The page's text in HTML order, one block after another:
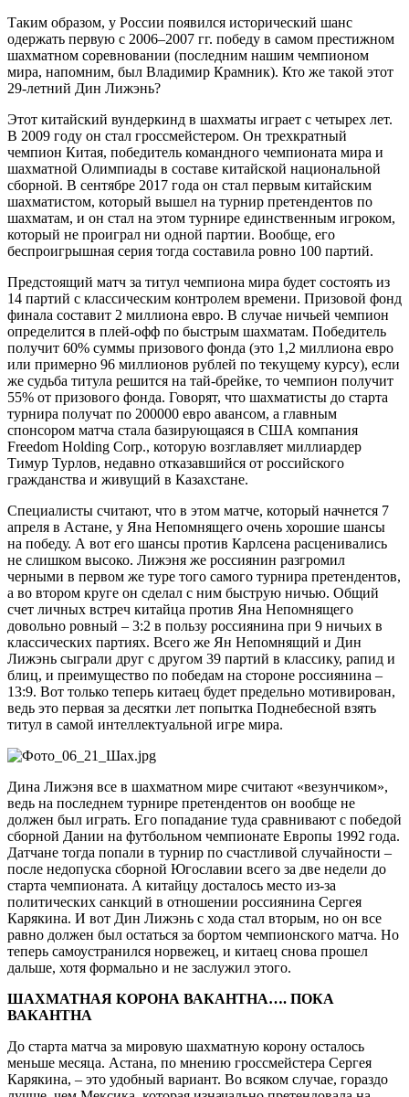
Таким образом, у России появился исторический шанс
одержать первую с 2006–2007 гг. победу в самом престижном
шахматном соревновании (последним нашим чемпионом
мира, напомним, был Владимир Крамник). Кто же такой этот
29-летний Дин Лижэнь?
Этот китайский вундеркинд в шахматы играет с четырех лет.
В 2009 году он стал гроссмейстером. Он трехкратный
чемпион Китая, победитель командного чемпионата мира и
шахматной Олимпиады в составе китайской национальной
сборной. В сентябре 2017 года он стал первым китайским
шахматистом, который вышел на турнир претендентов по
шахматам, и он стал на этом турнире единственным игроком,
который не проиграл ни одной партии. Вообще, его
беспроигрышная серия тогда составила ровно 100 партий.
Предстоящий матч за титул чемпиона мира будет состоять из
14 партий с классическим контролем времени. Призовой фонд
финала составит 2 миллиона евро. В случае ничьей чемпион
определится в плей-офф по быстрым шахматам. Победитель
получит 60% суммы призового фонда (это 1,2 миллиона евро
или примерно 96 миллионов рублей по текущему курсу), если
же судьба титула решится на тай-брейке, то чемпион получит
55% от призового фонда. Говорят, что шахматисты до старта
турнира получат по 200000 евро авансом, а главным
спонсором матча стала базирующаяся в США компания
Freedom Holding Corp., которую возглавляет миллиардер
Тимур Турлов, недавно отказавшийся от российского
гражданства и живущий в Казахстане.
Специалисты считают, что в этом матче, который начнется 7
апреля в Астане, у Яна Непомнящего очень хорошие шансы
на победу. А вот его шансы против Карлсена расценивались
не слишком высоко. Лижэня же россиянин разгромил
черными в первом же туре того самого турнира претендентов,
а во втором круге он сделал с ним быструю ничью. Общий
счет личных встреч китайца против Яна Непомнящего
довольно ровный – 3:2 в пользу россиянина при 9 ничьих в
классических партиях. Всего же Ян Непомнящий и Дин
Лижэнь сыграли друг с другом 39 партий в классику, рапид и
блиц, и преимущество по победам на стороне россиянина –
13:9. Вот только теперь китаец будет предельно мотивирован,
ведь это первая за десятки лет попытка Поднебесной взять
титул в самой интеллектуальной игре мира.
Дина Лижэня все в шахматном мире считают «везунчиком»,
ведь на последнем турнире претендентов он вообще не
должен был играть. Его попадание туда сравнивают с победой
сборной Дании на футбольном чемпионате Европы 1992 года.
Датчане тогда попали в турнир по счастливой случайности –
после недопуска сборной Югославии всего за две недели до
старта чемпионата. А китайцу досталось место из-за
политических санкций в отношении россиянина Сергея
Карякина. И вот Дин Лижэнь с хода стал вторым, но он все
равно должен был остаться за бортом чемпионского матча. Но
теперь самоустранился норвежец, и китаец снова прошел
дальше, хотя формально и не заслужил этого.
ШАХМАТНАЯ КОРОНА ВАКАНТНА…. ПОКА
ВАКАНТНА
До старта матча за мировую шахматную корону осталось
меньше месяца. Астана, по мнению гроссмейстера Сергея
Карякина, – это удобный вариант. Во всяком случае, гораздо